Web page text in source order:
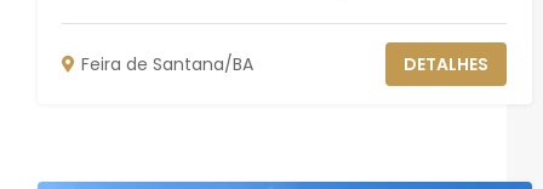
Feira de Santana/BA DETALHES